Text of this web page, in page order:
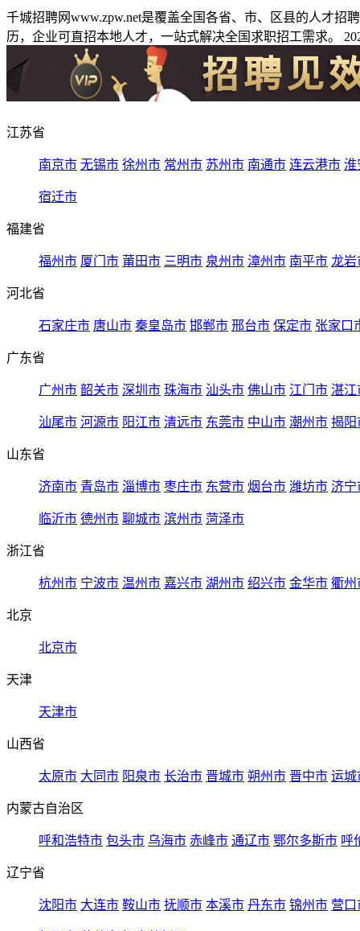
千城招聘网www.zpw.net是覆盖全国各省、市、区县的人才
历，企业可直招本地人才，一站式解决全国求职招工需求。
江苏省
南京市 无锡市 徐州市 常州市 苏州市 南通市 连云港市 淮
宿迁市
福建省
福州市 厦门市 莆田市 三明市 泉州市 漳州市 南平市 龙岩
河北省
石家庄市 唐山市 秦皇岛市 邯郸市 邢台市 保定市 张家口
广东省
广州市 韶关市 深圳市 珠海市 汕头市 佛山市 江门市 湛江
汕尾市 河源市 阳江市 清远市 东莞市 中山市 潮州市 揭阳
山东省
济南市 青岛市 淄博市 枣庄市 东营市 烟台市 潍坊市 济宁
临沂市 德州市 聊城市 滨州市 菏泽市
浙江省
杭州市 宁波市 温州市 嘉兴市 湖州市 绍兴市 金华市 衢州
北京
北京市
天津
天津市
山西省
太原市 大同市 阳泉市 长治市 晋城市 朔州市 晋中市 运城
内蒙古自治区
呼和浩特市 包头市 乌海市 赤峰市 通辽市 鄂尔多斯市 呼
辽宁省
沈阳市 大连市 鞍山市 抚顺市 本溪市 丹东市 锦州市 营口